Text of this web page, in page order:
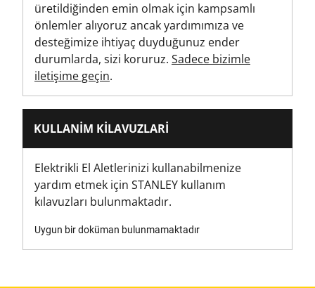
Brüt Ürün Ağırlığı [Kg]
0
Ürün Ağırlığı [Kg]
1.098
Ürün Genişliği [mm]
Surform Ürün Tipi
Yüzey Formu
üretildiğinden emin olmak için kampsamlı
önlemler alıyoruz ancak yardımımıza ve
desteğimize ihtiyaç duyduğunuz ender
durumlarda, sizi koruruz. Sadece bizimle
iletişime geçin.
KULLANIM KILAVUZLARI
Elektrikli El Aletlerinizi kullanabilmenize
yardım etmek için STANLEY kullanım
kılavuzları bulunmaktadır.
Uygun bir doküman bulunmamaktadır